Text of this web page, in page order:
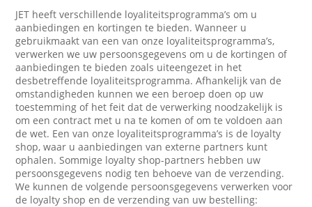
JET heeft verschillende loyaliteitsprogramma’s om u
aanbiedingen en kortingen te bieden. Wanneer u
gebruikmaakt van een van onze loyaliteitsprogramma’s,
verwerken we uw persoonsgegevens om u de kortingen of
aanbiedingen te bieden zoals uiteengezet in het
desbetreffende loyaliteitsprogramma. Afhankelijk van de
omstandigheden kunnen we een beroep doen op uw
toestemming of het feit dat de verwerking noodzakelijk is
om een contract met u na te komen of om te voldoen aan
de wet. Een van onze loyaliteitsprogramma’s is de loyalty
shop, waar u aanbiedingen van externe partners kunt
ophalen. Sommige loyalty shop-partners hebben uw
persoonsgegevens nodig ten behoeve van de verzending.
We kunnen de volgende persoonsgegevens verwerken voor
de loyalty shop en de verzending van uw bestelling: